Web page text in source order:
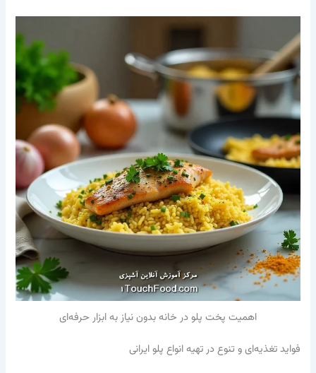
اهمیت پخت پلو در خانه بدون نیاز به ابزار حرفه‌ای
فواید تغذیه‌ای و تنوع در تهیه انواع پلو ایرانی